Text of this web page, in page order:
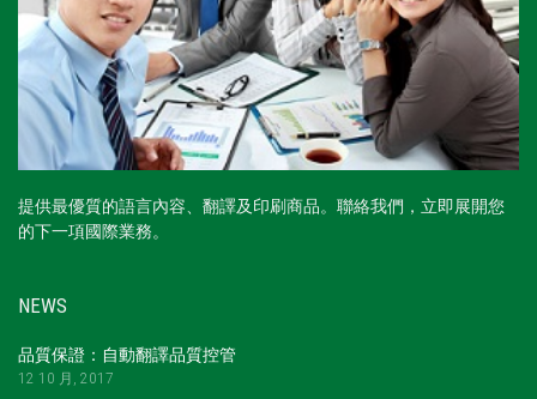
提供最優質的語言內容、翻譯及印刷商品。聯絡我們，立即展開您
的下一項國際業務。
NEWS
品質保證：自動翻譯品質控管
12 10 月, 2017